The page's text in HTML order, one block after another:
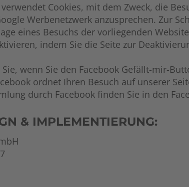
Cookies, mit dem Zweck, die
Werbenetzwerk anzusprechen. Zur
eines Besuchs der vorliegenden
indem Sie die Seite zur
wenn Sie den Facebook Gefällt-mir-
ordnet Ihren Besuch auf unserer
durch Facebook finden Sie in den
& IMPLEMENTIERUNG: